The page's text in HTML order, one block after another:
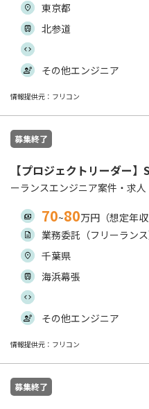
東京都
北参道
その他エンジニア
情報提供元：フリコン
募集終了
【プロジェクトリーダー
ーランスエンジニア案件・求人
70~80万円（想定年
業務委託（フリーランス
千葉県
海浜幕張
その他エンジニア
情報提供元：フリコン
募集終了